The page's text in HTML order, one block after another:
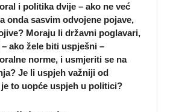
i politika dvije – ako ne već
onda sasvim odvojene pojave,
Moraju li državni poglavari,
ako žele biti uspješni –
norme, i usmjeriti se na
Je li uspjeh važniji od
to uopće uspjeh u politici?